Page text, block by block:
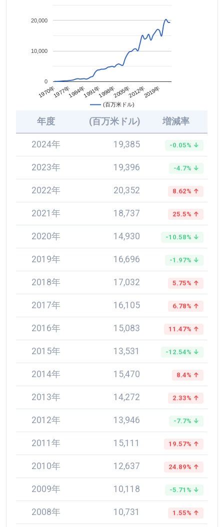
(百万米ドル)
1970年1977年1984年1991年1998年2005年2012年2019年
0
10,000
20,000
年度 (百万米ドル) 増減率
2024年 19,385 -0.05% ↓
2023年 19,396 -4.7% ↓
2022年 20,352 8.62% ↑
2021年 18,737 25.5% ↑
2020年 14,930 -10.58% ↓
2019年 16,696 -1.97% ↓
2018年 17,032 5.75% ↑
2017年 16,105 6.78% ↑
2016年 15,083 11.47% ↑
2015年 13,531 -12.54% ↓
2014年 15,470 8.4% ↑
2013年 14,272 2.33% ↑
2012年 13,946 -7.7% ↓
2011年 15,111 19.57% ↑
2010年 12,637 24.89% ↑
2009年 10,118 -5.71% ↓
2008年 10,731 1.55% ↑